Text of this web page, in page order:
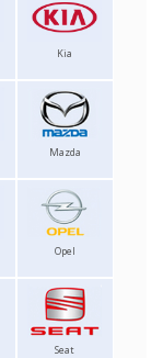
Kia
Mazda
Opel
Seat